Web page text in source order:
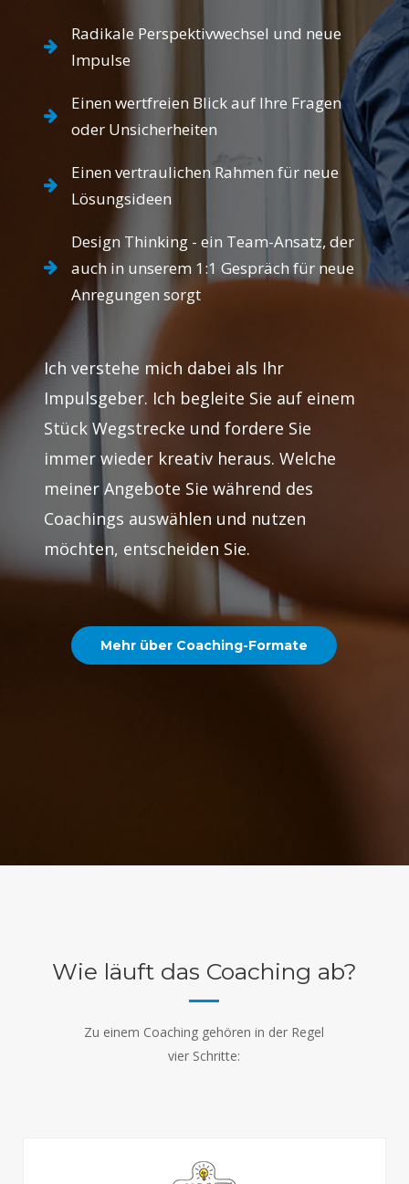
Radikale Perspektivwechsel und neue
Impulse
Einen wertfreien Blick auf Ihre Fragen
oder Unsicherheiten
Einen vertraulichen Rahmen für neue
Lösungsideen
Design Thinking - ein Team-Ansatz, der
auch in unserem 1:1 Gespräch für neue
Anregungen sorgt
Ich verstehe mich dabei als Ihr
Impulsgeber. Ich begleite Sie auf einem
Stück Wegstrecke und fordere Sie
immer wieder kreativ heraus. Welche
meiner Angebote Sie während des
Coachings auswählen und nutzen
möchten, entscheiden Sie.
Mehr über Coaching-Formate
Wie läuft das Coaching ab?
Zu einem Coaching gehören in der Regel
vier Schritte: